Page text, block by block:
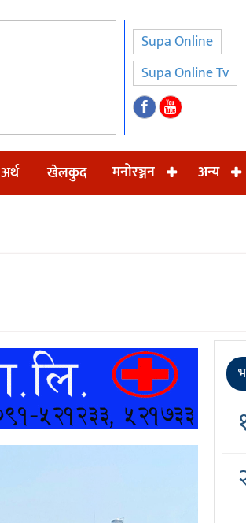
Supa Online
Supa Online Tv
अर्थ खेलकुद मनोरञ्जन अन्य